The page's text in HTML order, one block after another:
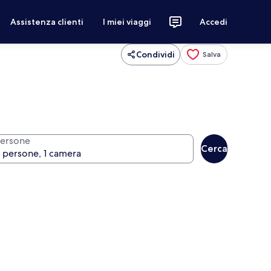
Assistenza clienti I miei viaggi Accedi
Condividi Salva
Cerca